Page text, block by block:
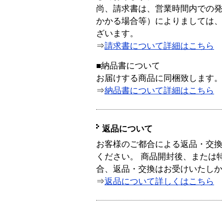
尚、請求書は、営業時間内での
かかる場合等）によりましては
ざいます。
⇒請求書について詳細はこちら
■納品書について
お届けする商品に同梱致します。
⇒納品書について詳細はこちら
返品について
お客様のご都合による返品・交
ください。 商品開封後、または
合、返品・交換はお受けいたし
⇒返品について詳しくはこちら